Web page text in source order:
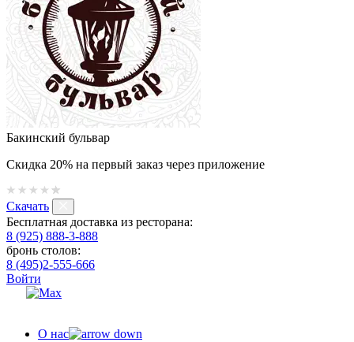
Бакинский бульвар
Скидка 20% на первый заказ через приложение
Скачать
Бесплатная доставка из ресторана:
8 (925) 888-3-888
бронь столов:
8 (495)2-555-666
Войти
О нас